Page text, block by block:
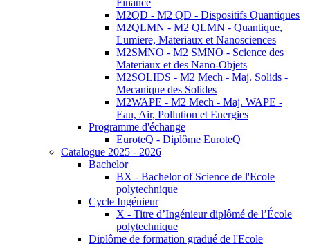
Finance
M2QD - M2 QD - Dispositifs Quantiques
M2QLMN - M2 QLMN - Quantique,
Lumiere, Materiaux et Nanosciences
M2SMNO - M2 SMNO - Science des
Materiaux et des Nano-Objets
M2SOLIDS - M2 Mech - Maj. Solids -
Mecanique des Solides
M2WAPE - M2 Mech - Maj. WAPE -
Eau, Air, Pollution et Energies
Programme d'échange
EuroteQ - Diplôme EuroteQ
Catalogue 2025 - 2026
Bachelor
BX - Bachelor of Science de l'Ecole
polytechnique
Cycle Ingénieur
X - Titre d’Ingénieur diplômé de l’École
polytechnique
Diplôme de formation gradué de l'Ecole